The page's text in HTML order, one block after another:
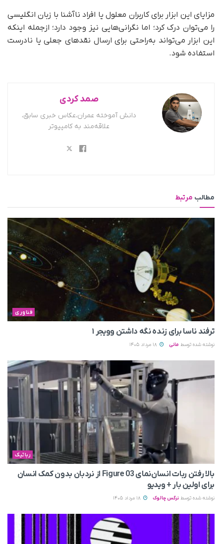
مزایای این ابزار برای کاربران معلول یا افراد ناآشنا با زبان انگلیسی
را می‌توان درک کرد؛ اما نگرانی‌هایی نیز وجود دارد؛ از‌جمله اینکه
این ابزار می‌تواند به‌راحتی برای ارسال نقدهای جعلی یا نادرست
استفاده شود.
صمد کردی
دانش آموخته عمران،عکاس خبری سابق،
علاقه‌مند به کامپیوتر
مطالب مرتبط
فناوری
ترفند ناسا برای زنده نگه داشتن وویجر ۱
نوشته شده توسط مانی
رباتیک
بالا رفتن ربات انسان‌نمای Figure 03 از نردبان بدون کمک انسان
برای اولین بار + ویدیو
نوشته شده توسط نرگس چالوک